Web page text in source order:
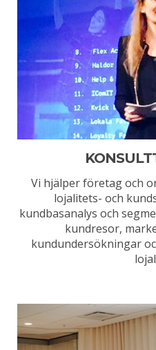
Vi hjälper företag och
lojalitets- och
kundbasanalys och
kundresor,
kundundersökningar